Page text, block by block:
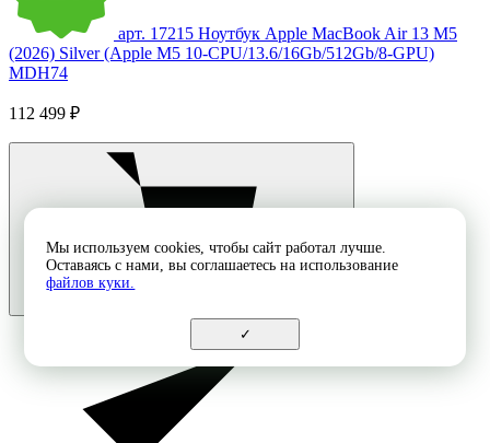
арт. 17215 Ноутбук Apple MacBook Air 13 M5
(2026) Silver (Apple M5 10-CPU/13.6/16Gb/512Gb/8-GPU)
MDH74
112 499 ₽
Мы используем cookies, чтобы сайт работал лучше.
Оставаясь с нами, вы соглашаетесь на использование
файлов куки.
✓